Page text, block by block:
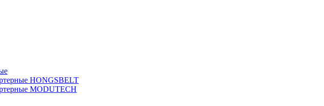
HONGSBELT
MODUTECH